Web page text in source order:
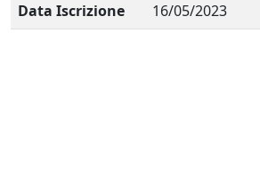
Data Iscrizione
16/05/2023